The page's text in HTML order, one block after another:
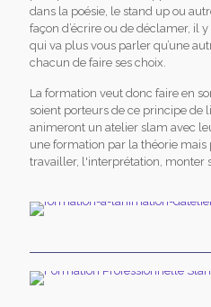
dans la poésie, le stand up ou
façon d’écrire ou de déclamer, il
qui va plus vous parler qu’une
chacun de faire ses choix.
La formation veut donc faire en
soient porteurs de ce principe de
animeront un atelier slam avec
une formation par la théorie mais
travailler, l'interprétation, monter